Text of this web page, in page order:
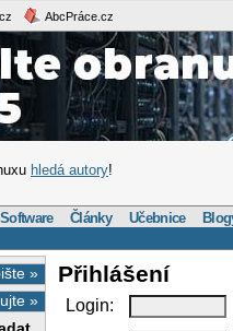
AbcPráce.cz
hledá autory!
Software Články Učebnice
»
»
Přihlášení
Login: